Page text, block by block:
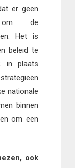
er geen
om de
Het is
beleid te
in plaats
nationale
binnen
om een
ook